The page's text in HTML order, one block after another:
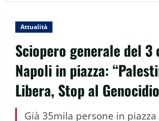
Attualità
Sciopero generale del
Napoli in piazza:
Libera, Stop al
Già 35mila persone in